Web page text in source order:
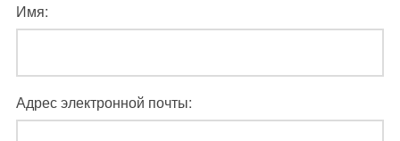
Имя:
Адрес электронной почты: